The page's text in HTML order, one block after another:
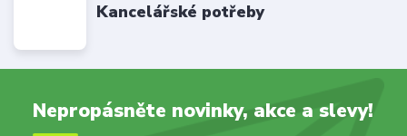
Kancelářské potřeby
Nepropásněte novinky, akce a slevy!